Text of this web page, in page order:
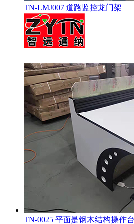
TN-LMJ007 道路监控龙门架
TN-0025 平面是钢木结构操作台